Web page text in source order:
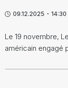
09.12.2025 - 14:30
Le 19 novembre,
américain engagé